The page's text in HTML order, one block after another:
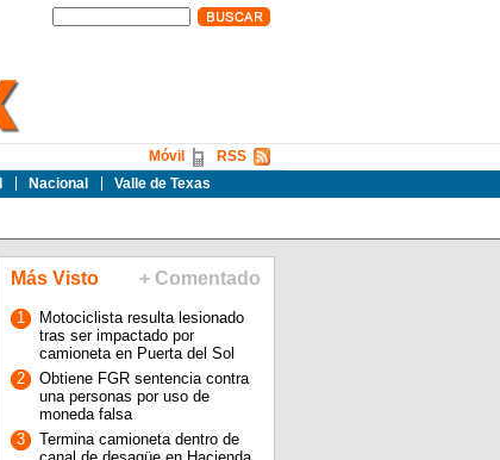
Nacional Valle de Texas
RSS
Móvil
Más Visto + Comentado
1
Motociclista resulta lesionado
tras ser impactado por
camioneta en Puerta del Sol
2
Obtiene FGR sentencia contra
una personas por uso de
moneda falsa
3
Termina camioneta dentro de